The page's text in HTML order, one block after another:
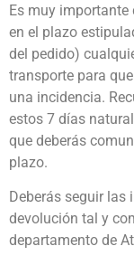
Es muy importante
en el plazo
del pedido)
transporte para
una incidencia.
estos 7 días
que deberás
plazo.
Deberás seguir las
devolución tal y
departamento de